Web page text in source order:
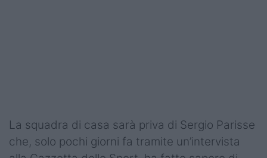
Shop
La squadra di casa sarà priva di Sergio Parisse
che, solo pochi giorni fa tramite un’intervista